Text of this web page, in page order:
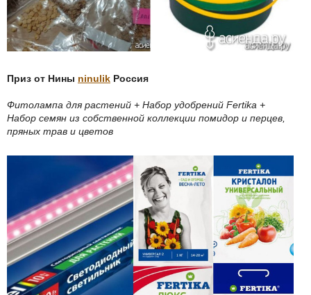
Приз от Нины ninulik Россия
Фитолампа для растений + Набор удобрений Fertika +
Набор семян из собственной коллекции помидор и перцев,
пряных трав и цветов